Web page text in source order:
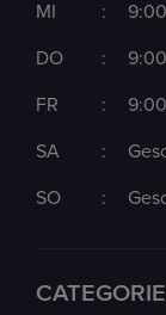
MI :
DO :
FR :
SA :
SO :